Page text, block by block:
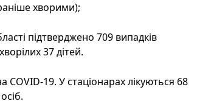
хворими);
підтверджено 709 випадків
37 дітей.
COVID-19. У стаціонарах лікуються 68